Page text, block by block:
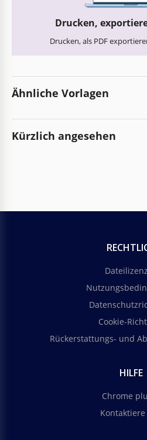
Drucken,
Drucken, als PDF
Ähnliche Vorlagen
Kürzlich angesehen
Cookie-
Rückerstattungs- und
HILFE
Chrome